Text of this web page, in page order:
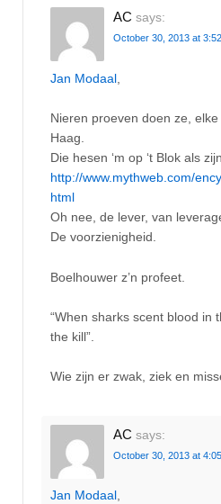
AC says:
October 30, 2013 at
Jan Modaal
Nieren proeven doen ze,
Haag.
Die hesen ‘m op ‘t Blok als
http://www.mythweb.com/
html
Oh nee, de lever, van
De voorzienigheid.
Boelhouwer z’n profeet.
“When sharks scent blood in
the kill”.
Wie zijn er zwak, ziek en
AC says:
October 30, 2013 at
Jan Modaal